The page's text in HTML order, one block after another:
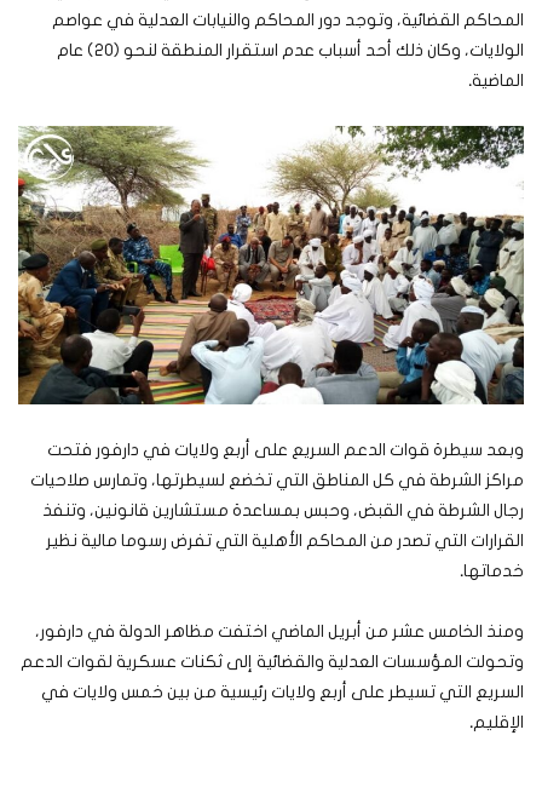
المحاكم القضائية، وتوجد دور المحاكم والنيابات العدلية في عواصم
الولايات، وكان ذلك أحد أسباب عدم استقرار المنطقة لنحو (20) عام
الماضية.
وبعد سيطرة قوات الدعم السريع على أربع ولايات في دارفور فتحت
مراكز الشرطة في كل المناطق التي تخضع لسيطرتها، وتمارس صلاحيات
رجال الشرطة في القبض، وحبس بمساعدة مستشارين قانونين، وتنفذ
القرارات التي تصدر من المحاكم الأهلية التي تفرض رسوما مالية نظير
خدماتها.
ومنذ الخامس عشر من أبريل الماضي اختفت مظاهر الدولة في دارفور،
وتحولت المؤسسات العدلية والقضائية إلى ثكنات عسكرية لقوات الدعم
السريع التي تسيطر على أربع ولايات رئيسية من بين خمس ولايات في
الإقليم.